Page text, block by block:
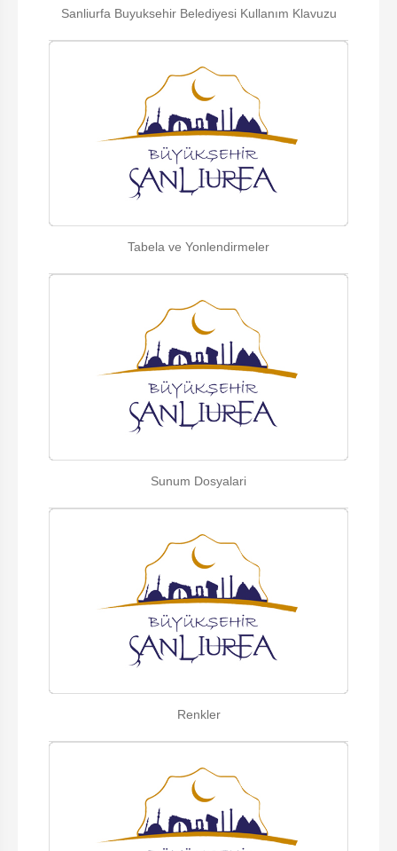
Sanliurfa Buyuksehir Belediyesi Kullanım Klavuzu
Tabela ve Yonlendirmeler
Sunum Dosyalari
Renkler